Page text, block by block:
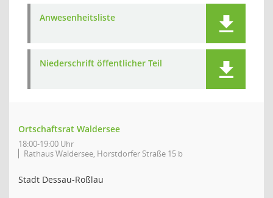
Anwesenheitsliste
Niederschrift öffentlicher Teil
Ortschaftsrat Waldersee
18:00-19:00 Uhr
Rathaus Waldersee, Horstdorfer Straße 15 b
Stadt Dessau-Roßlau